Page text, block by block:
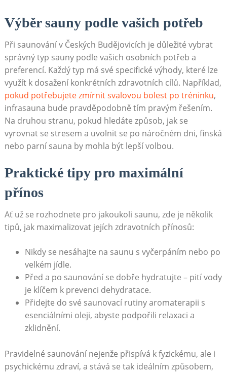
Výběr sauny podle vašich potřeb
Při‌ saunování v‍ Českých Budějovicích je důležité vybrat
správný typ sauny podle vašich‍ osobních potřeb a
preferencí. Každý typ má své specifické výhody, které lze
⁤využít k dosažení ⁢konkrétních zdravotních cílů. Například,
pokud potřebujete zmírnit svalovou bolest ⁤po⁣ tréninku,
infrasauna bude pravděpodobně tím pravým řešením.
Na druhou stranu, pokud hledáte způsob, jak se
vyrovnat se ‌stresem a uvolnit ‍se po náročném‌ dni, finská
nebo parní sauna⁢ by mohla být lepší volbou.
Praktické tipy pro maximální
přínos
Ať už se rozhodnete ‌pro jakoukoli‌ saunu, zde je několik
tipů, jak maximalizovat jejích zdravotních ⁤přínosů:
Nikdy se nesáhajte ‌na saunu s vyčerpáním nebo po
velkém jídle.
Před a po saunování se dobře hydratujte – pití vody
je klíčem k prevenci dehydratace.
Přidejte do své saunovací rutiny aromaterapii‍ s
esenciálními oleji, abyste podpořili relaxaci a
zklidnění.
Pravidelné saunování nejenže přispívá k fyzickému, ale i
psychickému zdraví, a stává se tak ideálním​ způsobem,⁣